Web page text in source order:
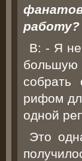
работу?
В: - Я не
большую
собрать
рифом
одной
Это